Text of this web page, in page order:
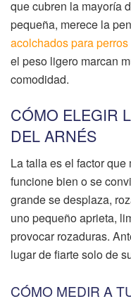
que cubren la mayoría
pequeña, merece la
acolchados para
el peso ligero marcan
comodidad.
CÓMO ELEGIR
DEL ARNÉS
La talla es el factor
funcione bien o se
grande se desplaza,
uno pequeño aprieta,
provocar rozaduras.
lugar de fiarte solo de
CÓMO MEDIR A